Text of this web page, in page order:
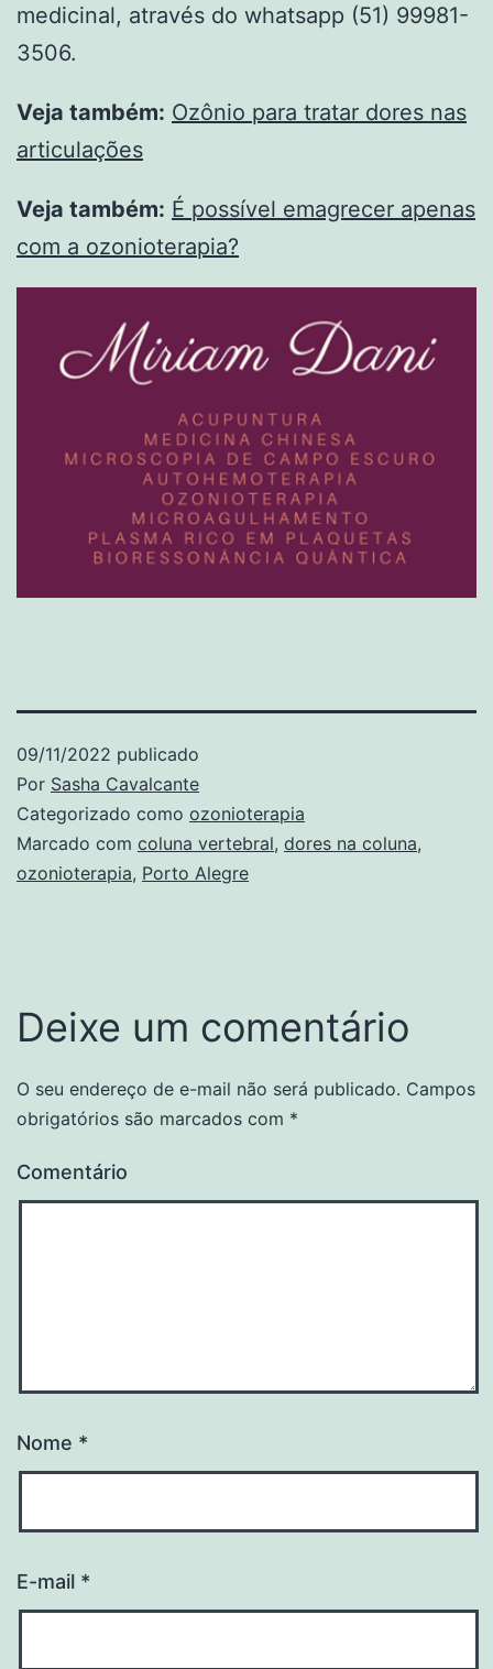
medicinal, através do whatsapp (51) 99981-
3506.
Veja também: Ozônio para tratar dores nas
articulações
Veja também: É possível emagrecer apenas
com a ozonioterapia?
09/11/2022 publicado
Por Sasha Cavalcante
Categorizado como ozonioterapia
Marcado com coluna vertebral, dores na coluna,
ozonioterapia, Porto Alegre
Deixe um comentário
O seu endereço de e-mail não será publicado. Campos
obrigatórios são marcados com *
Comentário
Nome *
E-mail *